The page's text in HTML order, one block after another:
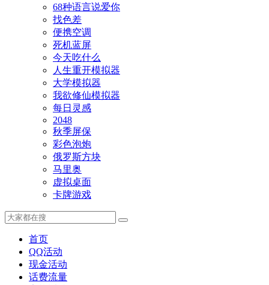
68种语言说爱你
找色差
便携空调
死机蓝屏
今天吃什么
人生重开模拟器
大学模拟器
我欲修仙模拟器
每日灵感
2048
秋季屏保
彩色泡炮
俄罗斯方块
马里奥
虚拟桌面
卡牌游戏
首页
QQ活动
现金活动
话费流量